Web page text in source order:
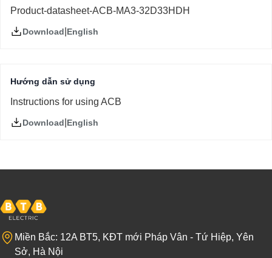
Product-datasheet-ACB-MA3-32D33HDH
Download English
Hướng dẫn sử dụng
Instructions for using ACB
Download English
Miền Bắc: 12A BT5, KĐT mới Pháp Vân - Tứ Hiệp, Yên
Sở, Hà Nội